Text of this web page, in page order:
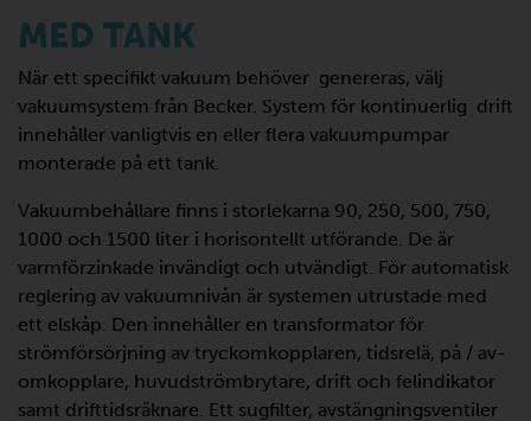
MED TANK
När ett specifikt vakuum behöver genereras, välj
vakuumsystem från Becker. System för kontinuerlig drift
innehåller vanligtvis en eller flera vakuumpumpar
monterade på ett tank.
Vakuumbehållare finns i storlekarna 90, 250, 500, 750,
1000 och 1500 liter i horisontellt utförande. De är
varmförzinkade invändigt och utvändigt. För automatisk
reglering av vakuumnivån är systemen utrustade med
ett elskåp. Den innehåller en transformator för
strömförsörjning av tryckomkopplaren, tidsrelä, på / av-
omkopplare, huvudströmbrytare, drift och felindikator
samt drifttidsräknare. Ett sugfilter, avstängningsventiler